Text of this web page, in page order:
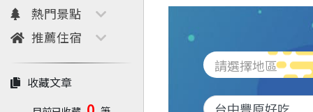
熱門景點
推薦住宿
收藏文章
請選擇地區